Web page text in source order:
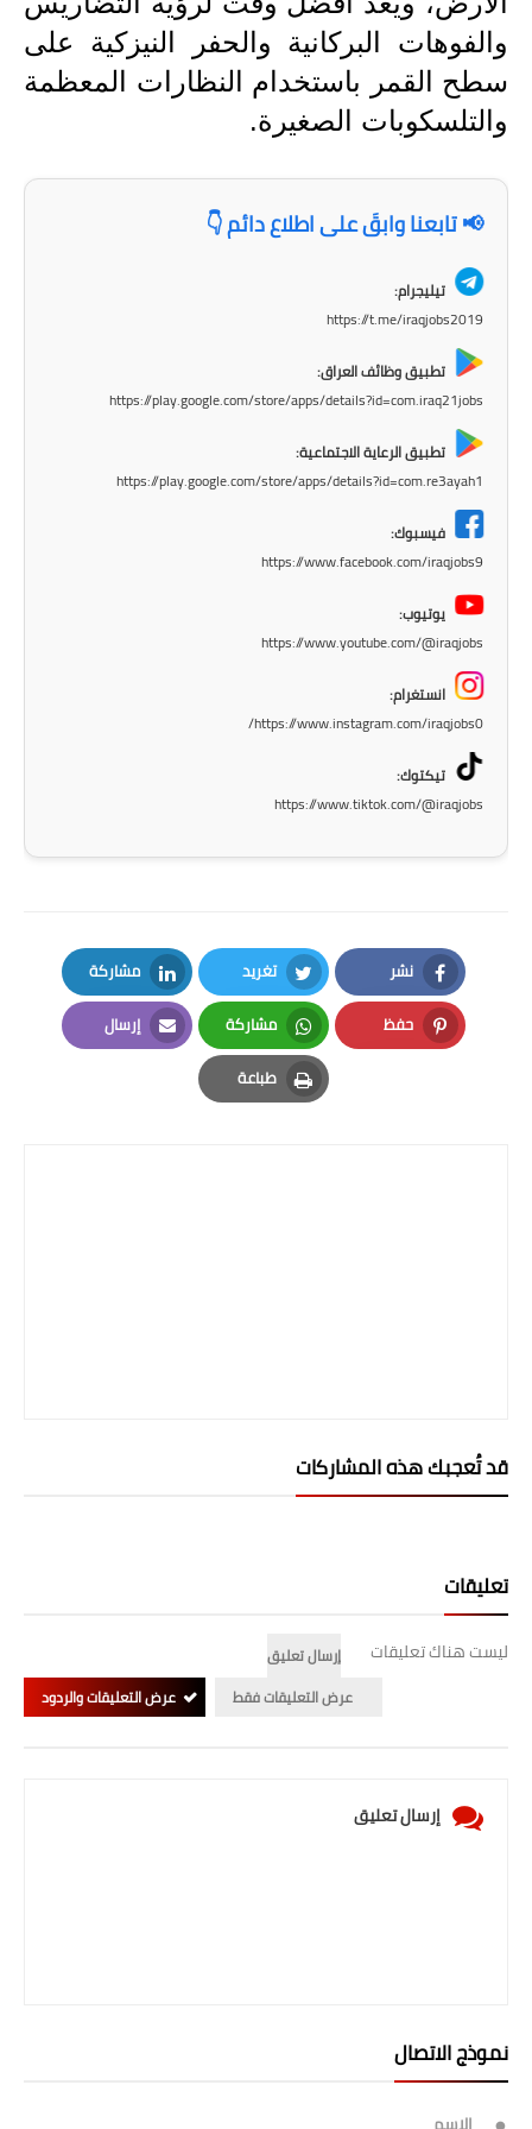
المرحلة الابتدائية
المرحلة المتوسطة
العطل
والفوهات البركانية والحفر النيزكية على
سطح القمر باستخدام النظارات المعظمة
والتلسكوبات الصغيرة.
📢 تابعنا وابقَ على اطلاع دائم 👇
تيليجرام:
https://t.me/iraqjobs2019
تطبيق وظائف العراق:
https://play.google.com/store/apps/details?id=com.iraq21jobs
تطبيق الرعاية الاجتماعية:
https://play.google.com/store/apps/details?id=com.re3ayah1
فيسبوك:
https://www.facebook.com/iraqjobs9
يوتيوب:
https://www.youtube.com/@iraqjobs
انستغرام:
https://www.instagram.com/iraqjobs0/
تيكتوك:
https://www.tiktok.com/@iraqjobs
نشر
Facebook
تغريد
Twitter
مشاركة
LinkedIn
حفظ
Pinterest
مشاركة
Whatsapp
إرسال
Email
طباعة
Print
قد تُعجبك هذه المشاركات
تعليقات
ليست هناك تعليقات
إرسال تعليق
عرض التعليقات فقط
عرض التعليقات والردود
إرسال تعليق
نموذج الاتصال